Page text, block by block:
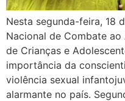
Nesta segunda-feira, 18
Nacional de Combate
de Crianças e
importância da
violência sexual
alarmante no país.